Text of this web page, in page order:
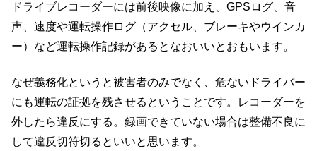
ドライブレコーダーには前後映像に加え、GPSログ、音
声、速度や運転操作ログ（アクセル、ブレーキやウインカ
ー）など運転操作記録があるとなおいいとおもいます。
なぜ義務化というと被害者のみでなく、危ないドライバー
にも運転の証拠を残させるということです。レコーダーを
外したら違反にする。録画できていない場合は整備不良に
して違反切符切るといいと思います。